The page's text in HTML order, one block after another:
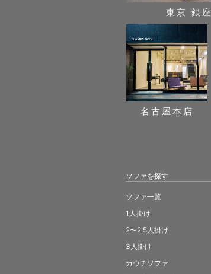
東京 銀座
名古屋本店
ソファを探す
ソファ一覧
1人掛け
2〜2.5人掛け
3人掛け
カウチソファ